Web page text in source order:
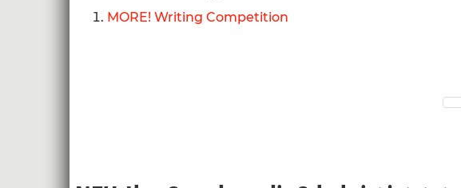
MORE! Writing Competition